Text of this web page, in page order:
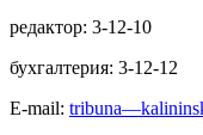
редактор: 3-12-10
бухгалтерия: 3-12-12
E-mail: